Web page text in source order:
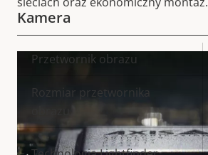
Kamera
Opis
Przetwornik obrazu
Rozmiar przetwornika